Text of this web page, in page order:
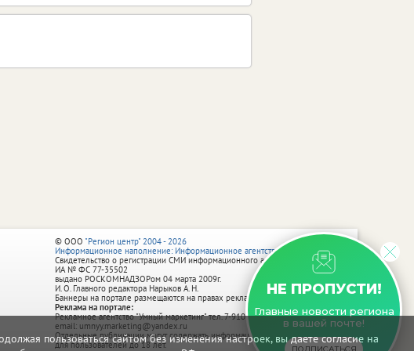
пользоваться сайтом без изменения настроек, вы даете согласие на
НЕ ПРОПУСТИ!
Главные новости региона
в вашей почте!
© ООО "Регион центр" 2004 - 2026
Информационное наполнение: Информационное агентство vRossii.ru
Свидетельство о регистрации СМИ информационного агентства vRossii.ru
ИА № ФС 77‑35502
выдано РОСКОМНАДЗОРом 04 марта 2009г.
И. О. Главного редактора Нарыков А. Н.
Баннеры на портале размещаются на правах рекламы.
Реклама на портале:
Рекламное агентство "Умный маркетинг" тел. 7-910-267-70-40,
email: umnyy.marketing@yandex.ru
Отдельные публикации могут содержать информацию, не предназначенную
для пользователей до 18 лет.